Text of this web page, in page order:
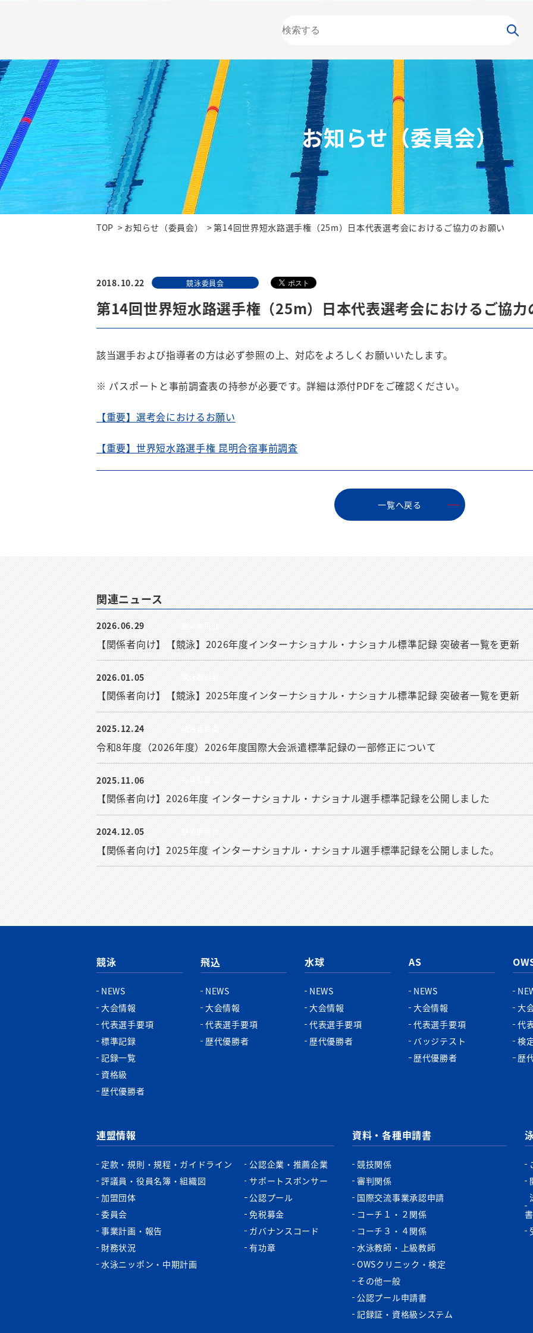
飛込
お知らせ（委員会）
TOP お知らせ（委員会） 第14回世界短水路選手権（25m）日本代表選考会におけるご協力のお願い
2018.10.22 競泳委員会
第14回世界短水路選手権（25m）日本代表選考会におけるご協力
該当選手および指導者の方は必ず参照の上、対応をよろしくお願いいたします。
※ パスポートと事前調査表の持参が必要です。詳細は添付PDFをご確認ください。
【重要】選考会におけるお願い
【重要】世界短水路選手権 昆明合宿事前調査
⼀覧へ戻る
関連ニュース
2026.06.29 競泳委員会
【関係者向け】【競泳】2026年度インターナショナル・ナショナル標準記録 突破者一覧を更新
2026.01.05 競泳委員会
【関係者向け】【競泳】2025年度インターナショナル・ナショナル標準記録 突破者一覧を更新
2025.12.24 競泳委員会
令和8年度（2026年度）2026年度国際大会派遣標準記録の一部修正について
2025.11.06 競泳委員会
【関係者向け】2026年度 インターナショナル・ナショナル選手標準記録を公開しました
2024.12.05 競泳委員会
【関係者向け】2025年度 インターナショナル・ナショナル選手標準記録を公開しました。
競泳
NEWS
大会情報
代表選手要項
標準記録
記録一覧
資格級
歴代優勝者
飛込
NEWS
大会情報
代表選手要項
歴代優勝者
水球
NEWS
大会情報
代表選手要項
歴代優勝者
AS
NEWS
大会情報
代表選手要項
バッジテスト
歴代優勝者
大
代
検
歴
連盟情報
定款・規則・規程・ガイドライン
評議員・役員名簿・組織図
加盟団体
委員会
事業計画・報告
財務状況
水泳ニッポン・中期計画
公認企業・推薦企業
サポートスポンサー
公認プール
免税募金
ガバナンスコード
有功章
資料・各種申請書
競技関係
審判関係
国際交流事業承認申請
コーチ１・２関係
コーチ３・４関係
水泳教師・上級教師
OWSクリニック・検定
その他一般
公認プール申請書
記録証・資格級システム
書